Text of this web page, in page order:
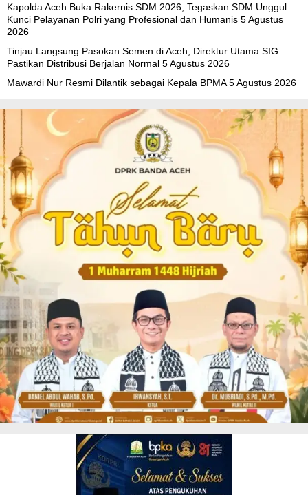
Kapolda Aceh Buka Rakernis SDM 2026, Tegaskan SDM Unggul
Kunci Pelayanan Polri yang Profesional dan Humanis 5 Agustus
2026
Tinjau Langsung Pasokan Semen di Aceh, Direktur Utama SIG
Pastikan Distribusi Berjalan Normal 5 Agustus 2026
Mawardi Nur Resmi Dilantik sebagai Kepala BPMA 5 Agustus 2026